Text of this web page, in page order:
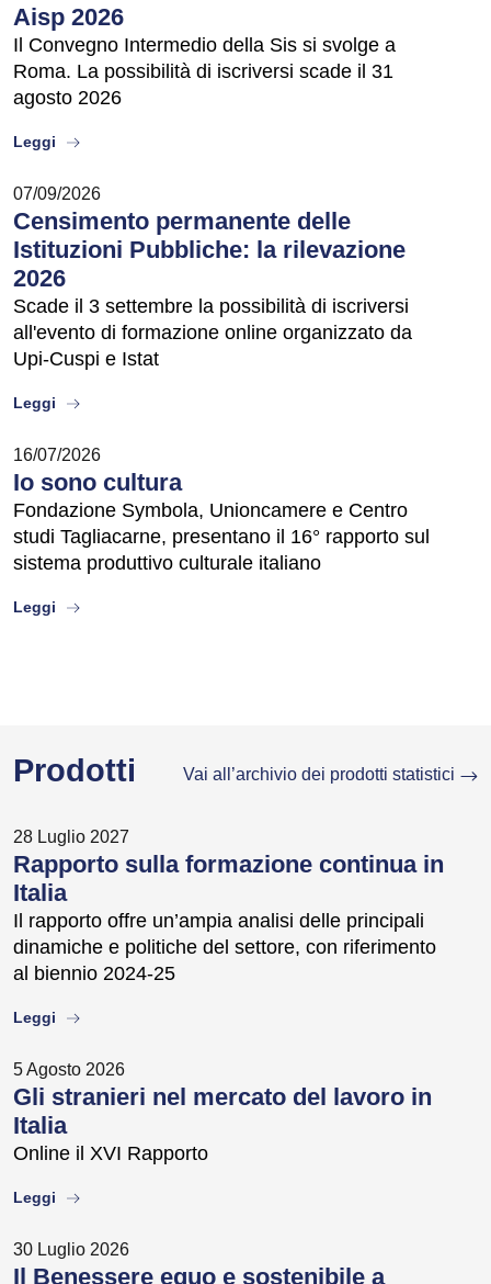
Aisp 2026
Il Convegno Intermedio della Sis si svolge a
Roma. La possibilità di iscriversi scade il 31
agosto 2026
Leggi about
07/09/2026
Censimento permanente delle
Istituzioni Pubbliche: la rilevazione
2026
Scade il 3 settembre la possibilità di iscriversi
all'evento di formazione online organizzato da
Upi-Cuspi e Istat
Leggi about
16/07/2026
Io sono cultura
Fondazione Symbola, Unioncamere e Centro
studi Tagliacarne, presentano il 16° rapporto sul
sistema produttivo culturale italiano
Leggi about
Prodotti Vai all’archivio dei prodotti statistici
28 Luglio 2027
Rapporto sulla formazione continua in
Italia
Il rapporto offre un’ampia analisi delle principali
dinamiche e politiche del settore, con riferimento
al biennio 2024-25
Leggi about
5 Agosto 2026
Gli stranieri nel mercato del lavoro in
Italia
Online il XVI Rapporto
Leggi about
30 Luglio 2026
Il Benessere equo e sostenibile a